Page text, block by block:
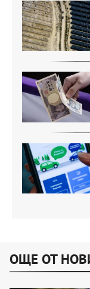
ОЩЕ ОТ